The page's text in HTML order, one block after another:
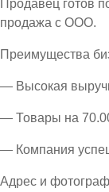
Продавец готов
продажа с ООО.
Преимущества
— Высокая
— Товары на
— Компания
Адрес и